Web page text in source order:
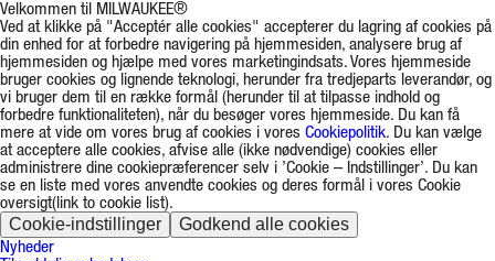
Velkommen til MILWAUKEE®
Ved at klikke på "Acceptér alle cookies" accepterer du lagring af cookies på
din enhed for at forbedre navigering på hjemmesiden, analysere brug af
hjemmesiden og hjælpe med vores marketingindsats. Vores hjemmeside
bruger cookies og lignende teknologi, herunder fra tredjeparts leverandør, og
vi bruger dem til en række formål (herunder til at tilpasse indhold og
forbedre funktionaliteten), når du besøger vores hjemmeside. Du kan få
mere at vide om vores brug af cookies i vores Cookiepolitik. Du kan vælge
at acceptere alle cookies, afvise alle (ikke nødvendige) cookies eller
administrere dine cookiepræferencer selv i ’Cookie – Indstillinger’. Du kan
se en liste med vores anvendte cookies og deres formål i vores Cookie
oversigt(link to cookie list).
Cookie-indstillinger Godkend alle cookies
Nyheder